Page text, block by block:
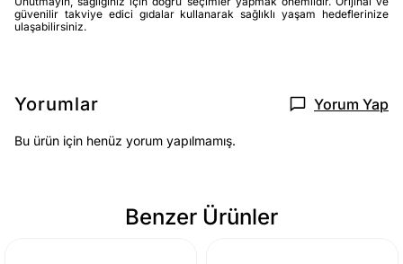
güvenilir takviye edici gıdalar kullanarak sağlıklı yaşam hedeflerinize
ulaşabilirsiniz.
Yorumlar Yorum Yap
Bu ürün için henüz yorum yapılmamış.
Benzer Ürünler